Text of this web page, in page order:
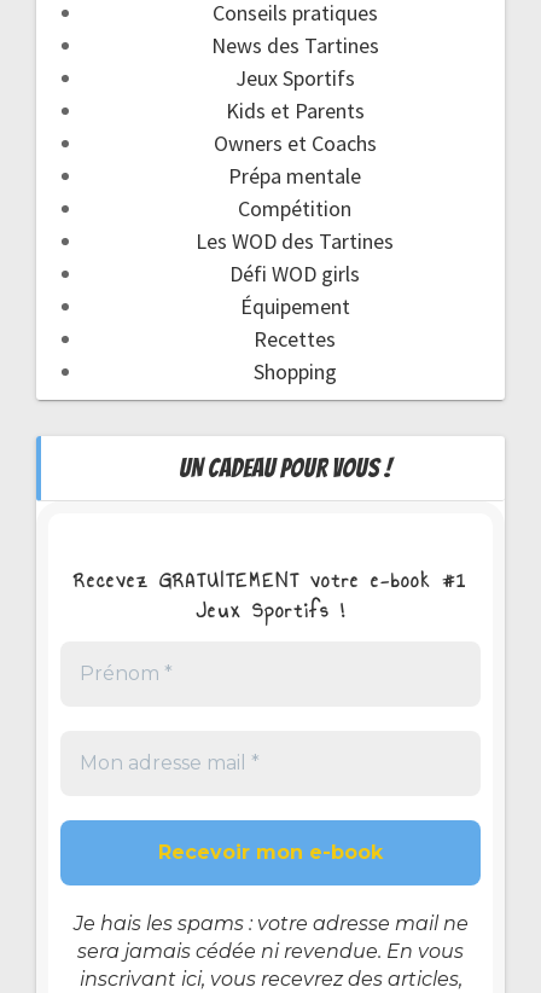
Conseils pratiques
News des Tartines
Jeux Sportifs
Kids et Parents
Owners et Coachs
Prépa mentale
Compétition
Les WOD des Tartines
Défi WOD girls
Équipement
Recettes
Shopping
UN CADEAU POUR VOUS !
Recevez GRATUITEMENT votre e-book #1
Jeux Sportifs !
Je hais les spams : votre adresse mail ne
sera jamais cédée ni revendue. En vous
inscrivant ici, vous recevrez des articles,